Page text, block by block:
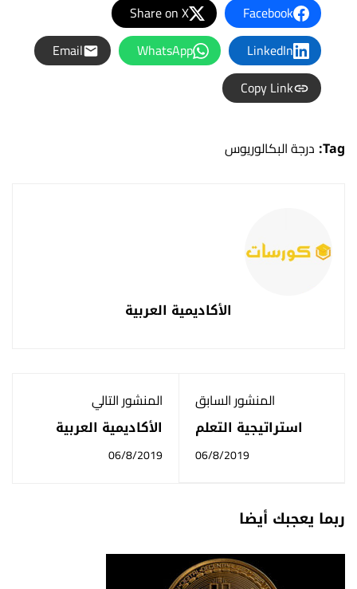
Facebook
Share on X
LinkedIn
WhatsApp
Email
Copy Link
Tag: درجة البكالوريوس
الأكاديمية العربية
المنشور السابق
استراتيجية التعلم
بالاكتشاف
06/8/2019
المنشور التالي
الأكاديمية العربية
الدولية - منصة اعد -
بكالوريوس علم
06/8/2019
ربما يعجبك أيضا